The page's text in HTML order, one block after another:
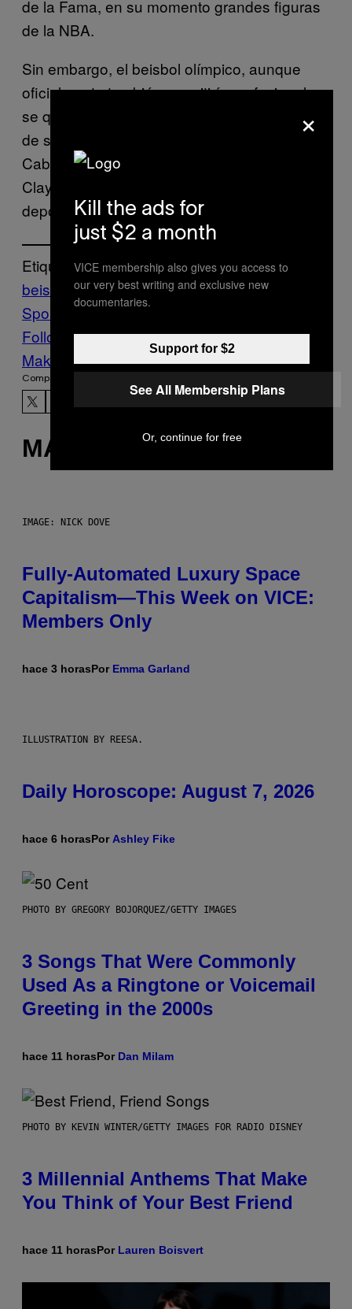
de la Fama, en su momento grandes figuras
de la NBA.
Sin embargo, el beisbol olímpico, aunque
oficialmente también permitiría profesionales,
se quedaría sin sus mejores figuras en caso
de ser readmitido. Ver a figuras como Miguel
Cabrera, Adrián González, Carlos Correa o
Clayton Kershaw en la máxima justa
deportiva, parece que será solo en sueños.
Etiquetado:
beisbol
Juegos Olímpicos Sports VICE
Sports
Follow Us On Discover
Make Us Preferred In Top Stories
Compartir:
MÁS DE LO MISMO
IMAGE: NICK DOVE
Fully-Automated Luxury Space
Capitalism—This Week on VICE:
Members Only
hace 3 horasPor Emma Garland
ILLUSTRATION BY REESA.
Daily Horoscope: August 7, 2026
hace 6 horasPor Ashley Fike
PHOTO BY GREGORY BOJORQUEZ/GETTY IMAGES
3 Songs That Were Commonly
Used As a Ringtone or Voicemail
Greeting in the 2000s
hace 11 horasPor Dan Milam
PHOTO BY KEVIN WINTER/GETTY IMAGES FOR RADIO DISNEY
3 Millennial Anthems That Make
You Think of Your Best Friend
hace 11 horasPor Lauren Boisvert
×
Kill the ads for
just $2 a month
VICE membership also gives you access to
our very best writing and exclusive new
documentaries.
Support for $2
See All Membership Plans
Or, continue for free